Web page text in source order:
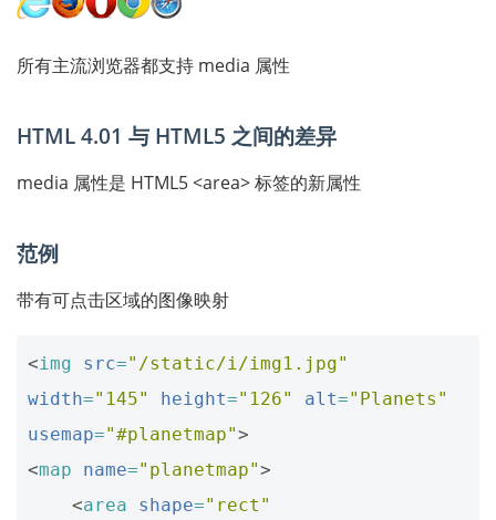
所有主流浏览器都支持 media 属性
HTML 4.01 与 HTML5 之间的差异
media 属性是 HTML5 <area> 标签的新属性
范例
带有可点击区域的图像映射
<img src="/static/i/img1.jpg"
width="145" height="126" alt="Planets"
usemap="#planetmap">
<map name="planetmap">
<area shape="rect"